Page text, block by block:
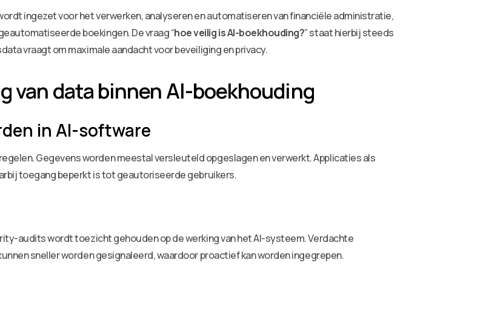
ingezet voor het verwerken, analyseren en automatiseren van financiële administratie,
boekingen. De vraag “hoe veilig is AI-boekhouding?” staat hierbij steeds
vraagt om maximale aandacht voor beveiliging en privacy.
van data binnen AI-boekhouding
in AI-software
Gegevens worden meestal versleuteld opgeslagen en verwerkt. Applicaties als
toegang beperkt is tot geautoriseerde gebruikers.
audits wordt toezicht gehouden op de werking van het AI-systeem. Verdachte
sneller worden gesignaleerd, waardoor proactief kan worden ingegrepen.